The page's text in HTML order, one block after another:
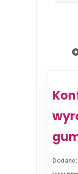
Dodane: